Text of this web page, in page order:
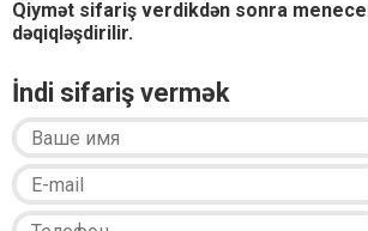
Qiymət sifariş verdikdən sonra
dəqiqləşdirilir.
İndi sifariş vermək